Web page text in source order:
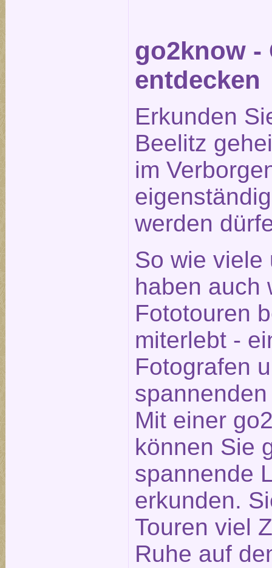
go2know -
entdecken
Erkunden
Beelitz
im
werden
So wie viele
haben auch
Fototouren
miterlebt -
Fotografen
Mit einer
können Sie
spannende
erkunden.
Touren viel
Ruhe auf